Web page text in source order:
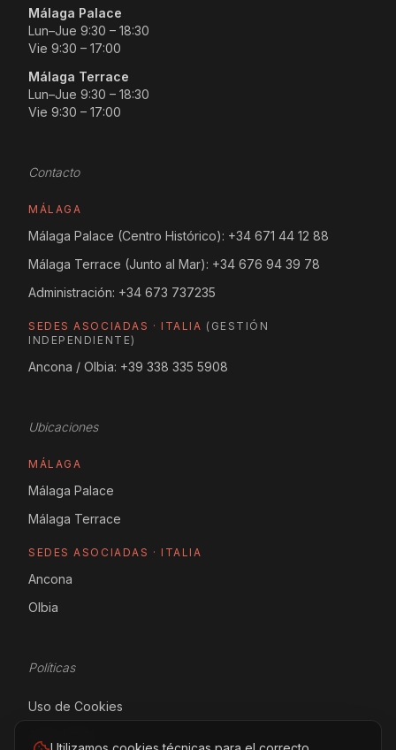
Málaga Palace
Lun–Jue 9:30 – 18:30
Vie 9:30 – 17:00
Málaga Terrace
Lun–Jue 9:30 – 18:30
Vie 9:30 – 17:00
Contacto
MÁLAGA
Málaga Palace (Centro Histórico): +34 671 44 12 88
Málaga Terrace (Junto al Mar): +34 676 94 39 78
Administración: +34 673 737235
SEDES ASOCIADAS · ITALIA (GESTIÓN
INDEPENDIENTE)
Ancona / Olbia: +39 338 335 5908
Ubicaciones
MÁLAGA
Málaga Palace
Málaga Terrace
SEDES ASOCIADAS · ITALIA
Ancona
Olbia
Políticas
Uso de Cookies